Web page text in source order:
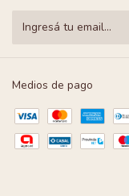
Medios de pago